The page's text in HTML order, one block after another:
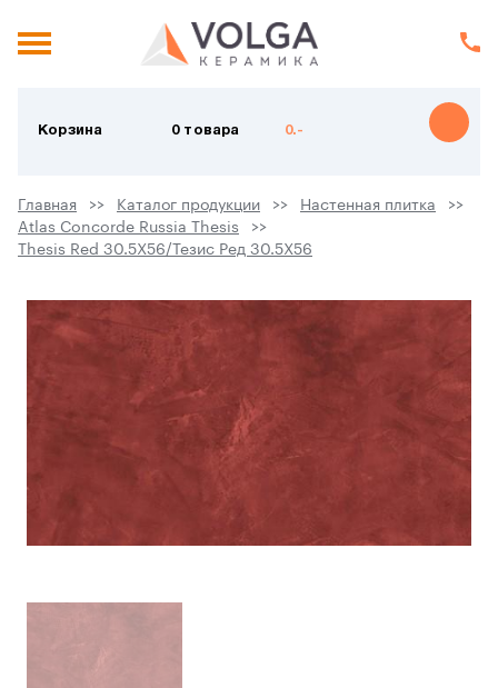
Корзина 0 товара 0.-
Главная Каталог продукции
Настенная плитка
Atlas Concorde Russia Thesis
Thesis Red 30.5X56/Тезис Ред 30.5X56